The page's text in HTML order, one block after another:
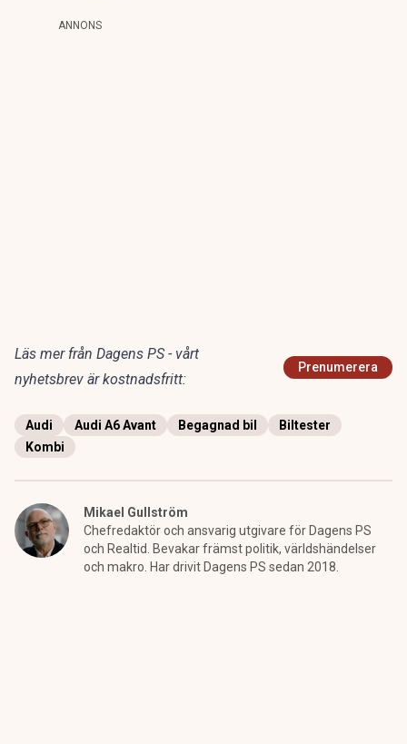
ANNONS
Läs mer från Dagens PS - vårt
nyhetsbrev är kostnadsfritt:
Prenumerera
Audi Audi A6 Avant Begagnad bil
Biltester
Kombi
Mikael Gullström
Chefredaktör och ansvarig utgivare för Dagens PS
och Realtid. Bevakar främst politik, världshändelser
och makro. Har drivit Dagens PS sedan 2018.